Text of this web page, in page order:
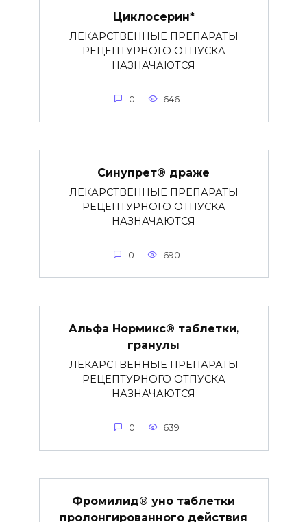
Циклосерин*
ЛЕКАРСТВЕННЫЕ ПРЕПАРАТЫ
РЕЦЕПТУРНОГО ОТПУСКА
НАЗНАЧАЮТСЯ
0 646
Синупрет® драже
ЛЕКАРСТВЕННЫЕ ПРЕПАРАТЫ
РЕЦЕПТУРНОГО ОТПУСКА
НАЗНАЧАЮТСЯ
0 690
Альфа Нормикс® таблетки,
гранулы
ЛЕКАРСТВЕННЫЕ ПРЕПАРАТЫ
РЕЦЕПТУРНОГО ОТПУСКА
НАЗНАЧАЮТСЯ
0 639
Фромилид® уно таблетки
пролонгированного действия